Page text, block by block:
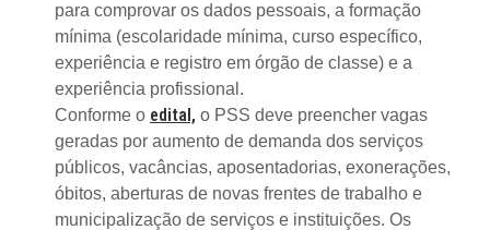
para comprovar os dados pessoais, a formação
mínima (escolaridade mínima, curso específico,
experiência e registro em órgão de classe) e a
experiência profissional.
Conforme o edital, o PSS deve preencher vagas
geradas por aumento de demanda dos serviços
públicos, vacâncias, aposentadorias, exonerações,
óbitos, aberturas de novas frentes de trabalho e
municipalização de serviços e instituições. Os